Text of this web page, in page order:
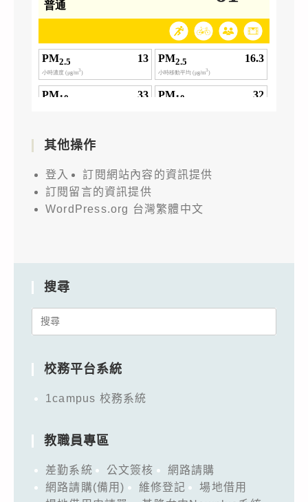
其他操作
登入
訂閱網站內容的資訊提供
訂閱留言的資訊提供
WordPress.org 台灣繁體中文
搜尋
Search
校務平台系統
1campus 校務系統
教職員專區
差勤系統 公文簽核
網路請購
網路請購(備用)
維修登記
場地借用